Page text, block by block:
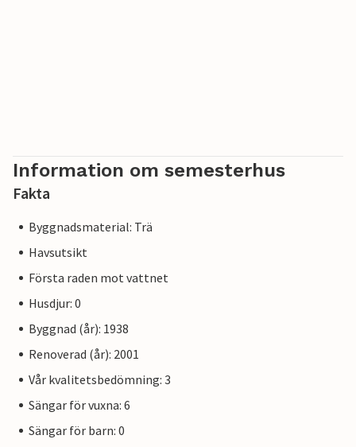
Information om semesterhus
Fakta
Byggnadsmaterial: Trä
Havsutsikt
Första raden mot vattnet
Husdjur: 0
Byggnad (år): 1938
Renoverad (år): 2001
Vår kvalitetsbedömning: 3
Sängar för vuxna: 6
Sängar för barn: 0